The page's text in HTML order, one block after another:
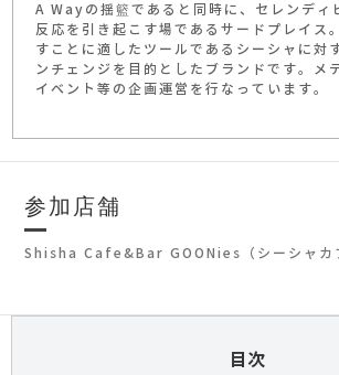
A Wayの揺籃であると同時に、セレンディ
反応を引き起こす場であるサードプレイス
すことに適したツールであるシーシャに対
ンチェンジを目的としたブランドです。メ
イベント等の企画運営を行なっています。
参加店舗
Shisha Cafe&Bar GOONies（シーシャカ
目次